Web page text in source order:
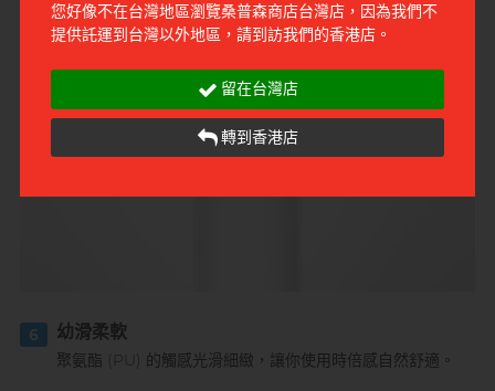
6 幼滑柔軟
聚氨酯 (PU) 的觸感光滑細緻，讓你使用時倍感自然舒適。
您好像不在台灣地區瀏覽桑普森商店台灣店，因為我們不
提供託運到台灣以外地區，請到訪我們的香港店。
留在台灣店
轉到香港店